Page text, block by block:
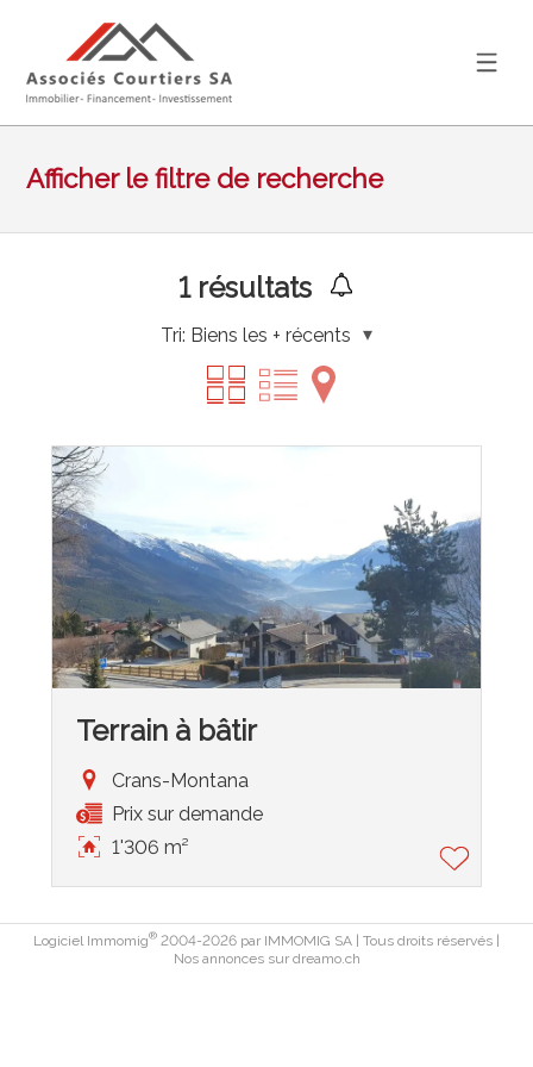
Afficher le filtre de recherche
1résultats
Tri: Biens les + récents
Terrain à bâtir
Crans-Montana
Prix sur demande
1'306 m²
Logiciel Immomig® 2004-2026 par IMMOMIG SA | Tous droits réservés |
Nos annonces sur dreamo.ch